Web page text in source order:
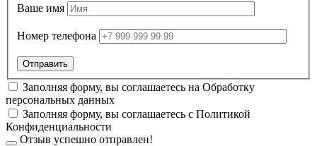
Ваше имя
Номер телефона
Заполняя форму, вы соглашаетесь на Обработку
персональных данных
Заполняя форму, вы соглашаетесь с Политикой
Конфиденциальности
Отзыв успешно отправлен!